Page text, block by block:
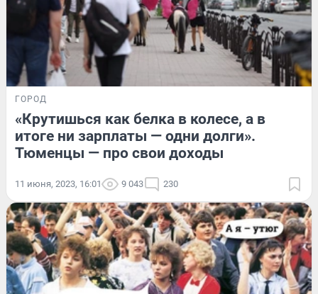
ГОРОД
«Крутишься как белка в колесе, а в
итоге ни зарплаты — одни долги».
Тюменцы — про свои доходы
11 июня, 2023, 16:01 9 043 230